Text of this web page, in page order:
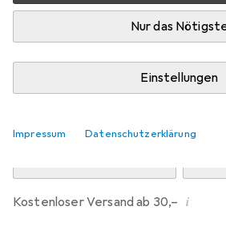
Nur das
Einstellungen
Impressum Datenschutzerklärung
Lieferort angeben für genaue
Kostenloser Versand ab 30,– i